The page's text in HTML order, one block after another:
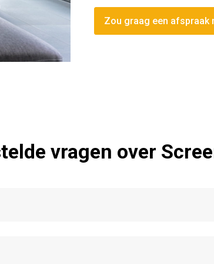
Zou graag een afspraak
vragen over
boven en beneden beweegt. Het doek
ruimte in beslag.